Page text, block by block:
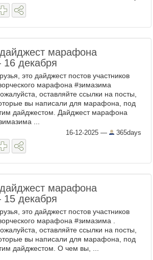
марафона
декабря
это дайджест постов участников
марафона #зимазима
оставляйте ссылки на посты,
вы написали для марафона, под
дайджестом. Дайджест марафона
...
16-12-2025 — 365days
марафона
декабря
это дайджест постов участников
марафона #зимазима .
оставляйте ссылки на посты,
вы написали для марафона, под
дайджестом. О чем вы, ...